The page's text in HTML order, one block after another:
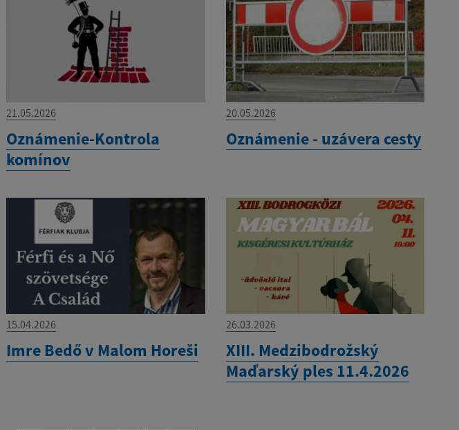
21.05.2026
Oznámenie-Kontrola
komínov
20.05.2026
Oznámenie - uzávera cesty
15.04.2026
Imre Bedő v Malom Horeši
26.03.2026
XIII. Medzibodrožský
Maďarský ples 11.4.2026